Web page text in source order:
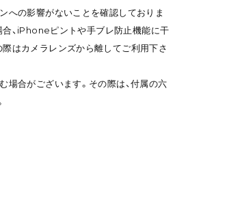
への影響がないことを確認しておりま
、iPhoneピントや手ブレ防止機能に干
はカメラレンズから離してご利用下さ
場合がございます。その際は、付属の六